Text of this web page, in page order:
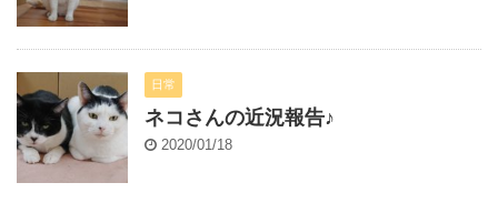
日常
ネコさんの近況報告♪
2020/01/18